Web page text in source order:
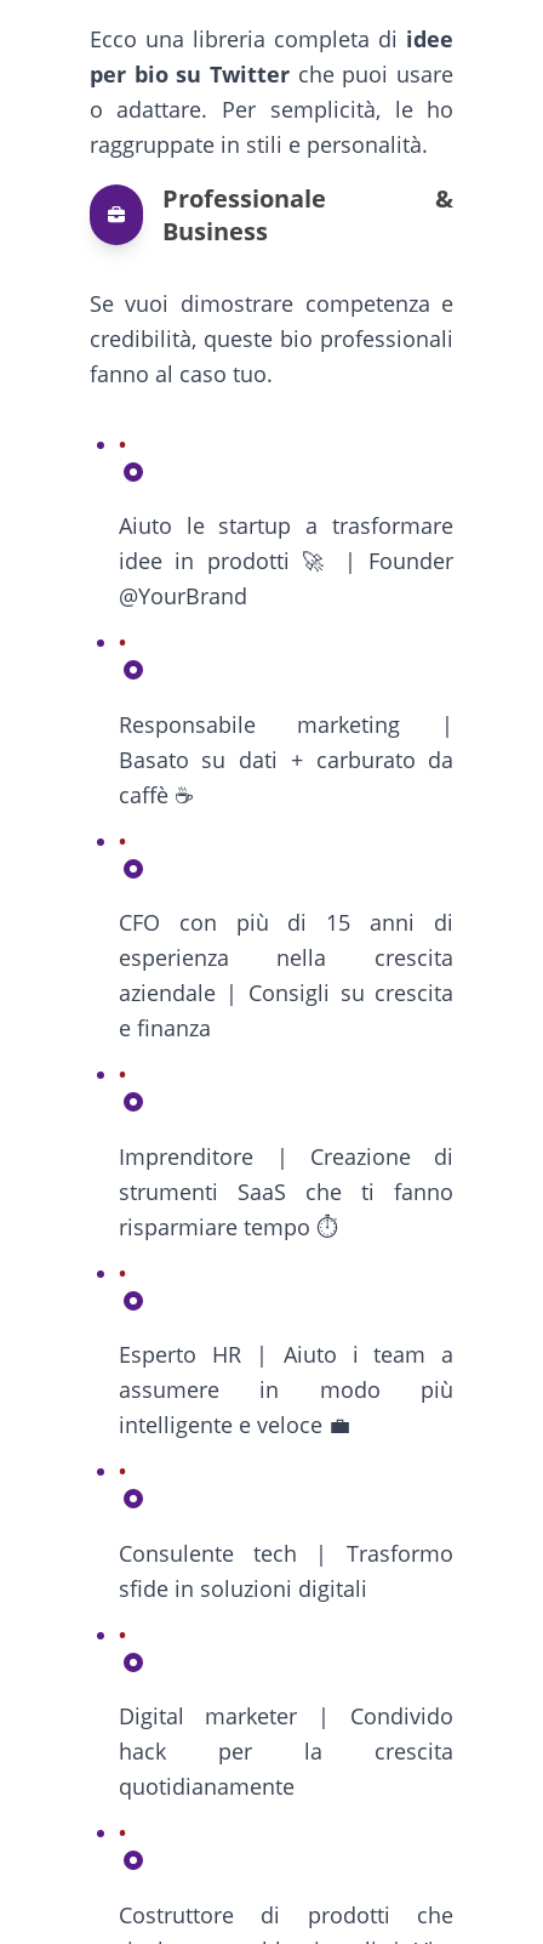
Ecco una libreria completa di idee
per bio su Twitter che puoi usare
o adattare. Per semplicità, le ho
raggruppate in stili e personalità.
Professionale &
Business
Se vuoi dimostrare competenza e
credibilità, queste bio professionali
fanno al caso tuo.
Aiuto le startup a trasformare
idee in prodotti 🚀 | Founder
@YourBrand
Responsabile marketing |
Basato su dati + carburato da
caffè ☕
CFO con più di 15 anni di
esperienza nella crescita
aziendale | Consigli su crescita
e finanza
Imprenditore | Creazione di
strumenti SaaS che ti fanno
risparmiare tempo ⏱️
Esperto HR | Aiuto i team a
assumere in modo più
intelligente e veloce 💼
Consulente tech | Trasformo
sfide in soluzioni digitali
Digital marketer | Condivido
hack per la crescita
quotidianamente
Costruttore di prodotti che